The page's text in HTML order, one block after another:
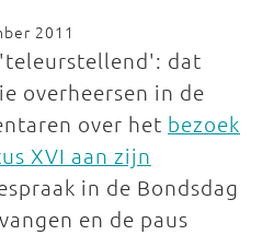
2011
dat
overheersen in de
over het bezoek
XVI aan zijn
in de Bondsdag
en de paus